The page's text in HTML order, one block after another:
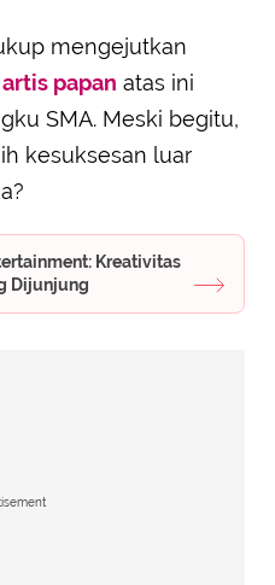
mengejutkan
artis papan atas ini
SMA. Meski begitu,
kesuksesan luar
Kreativitas
Dijunjung